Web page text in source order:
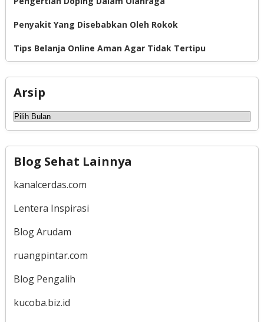
Penyakit Yang Disebabkan Oleh Rokok
Tips Belanja Online Aman Agar Tidak Tertipu
Arsip
Arsip
Blog Sehat Lainnya
kanalcerdas.com
Lentera Inspirasi
Blog Arudam
ruangpintar.com
Blog Pengalih
kucoba.biz.id